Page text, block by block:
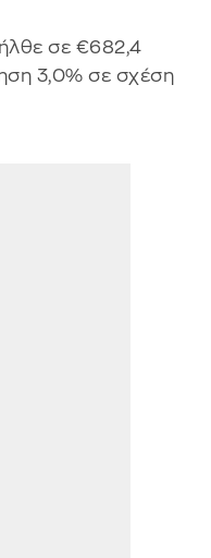
σε €682,4
3,0% σε σχέση